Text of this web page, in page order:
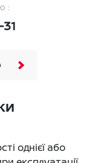
:
однієї або